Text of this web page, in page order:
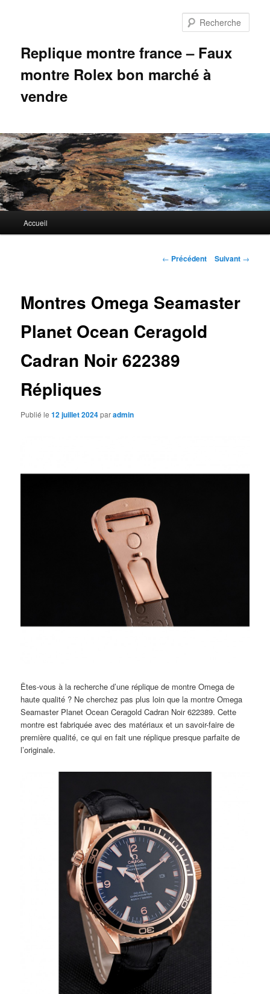
Replique montre france – Faux
montre Rolex bon marché à
vendre
principal
Accueil
Navigation
← Précédent Suivant →
Montres Omega Seamaster
Planet Ocean Ceragold
Cadran Noir 622389
Répliques
Publié le12 juillet 2024paradmin
Êtes-vous à la recherche d’une réplique de montre Omega de
haute qualité ? Ne cherchez pas plus loin que la montre Omega
Seamaster Planet Ocean Ceragold Cadran Noir 622389. Cette
montre est fabriquée avec des matériaux et un savoir-faire de
première qualité, ce qui en fait une réplique presque parfaite de
l’originale.